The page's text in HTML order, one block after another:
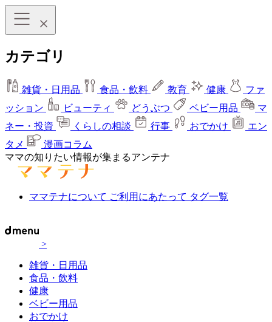
カテゴリ
雑貨・日用品 食品・飲料 教育 健康
ファ
ッション
ビューティ どうぶつ ベビー用品
マ
ネー・投資
くらしの相談 行事 おでかけ
エン
タメ
漫画コラム
ママの知りたい情報が集まるアンテナ
ママテナについて ご利用にあたって タグ一覧
>
雑貨・日用品
食品・飲料
健康
ベビー用品
おでかけ